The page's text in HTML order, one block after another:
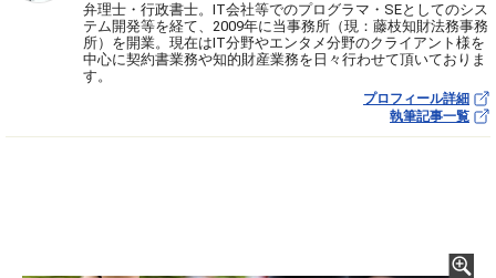
弁理士・行政書士。IT会社等でのプログラマ・SEとしてのシス
テム開発等を経て、2009年に当事務所（現：藤枝知財法務事務
所）を開業。現在はIT分野やエンタメ分野のクライアント様を
中心に契約書業務や知的財産業務を日々行わせて頂いておりま
す。
プロフィール詳細
執筆記事一覧